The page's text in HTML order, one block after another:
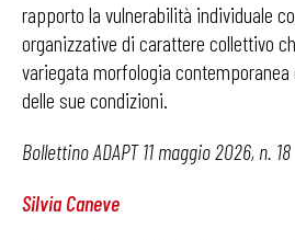
rapporto la vulnerabilità individuale
organizzative di carattere collettivo
variegata morfologia contemporanea
delle sue condizioni.
Bollettino ADAPT 11 maggio 2026, n. 18
Silvia Caneve